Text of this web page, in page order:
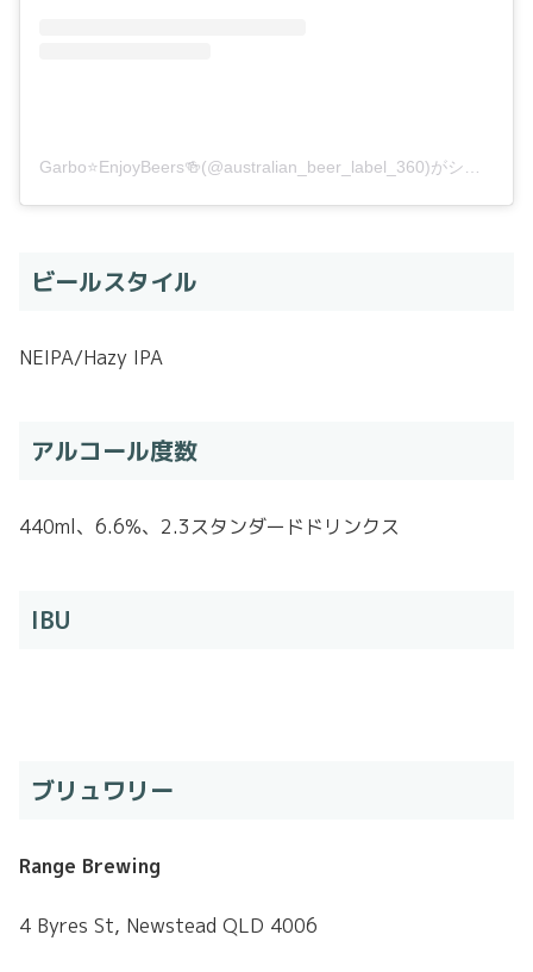
ビールスタイル
NEIPA/Hazy IPA
アルコール度数
440ml、6.6%、2.3スタンダードドリンクス
IBU
ブリュワリー
Range Brewing
4 Byres St, Newstead QLD 4006